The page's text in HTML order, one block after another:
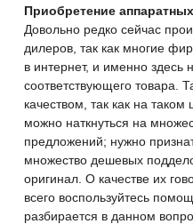
Приобретение
Довольно редко сейчас
дилеров, так как многие
в интернет, и именно
соответствующего товара.
качеством, так как на
можно наткнуться на
предложений; нужно
множество дешевых
оригинал. О качестве их
всего воспользуйтесь
разбирается в данном